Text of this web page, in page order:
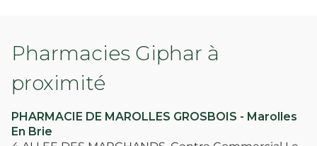
Pharmacies Giphar à
proximité
PHARMACIE DE MAROLLES GROSBOIS - Marolles
En Brie